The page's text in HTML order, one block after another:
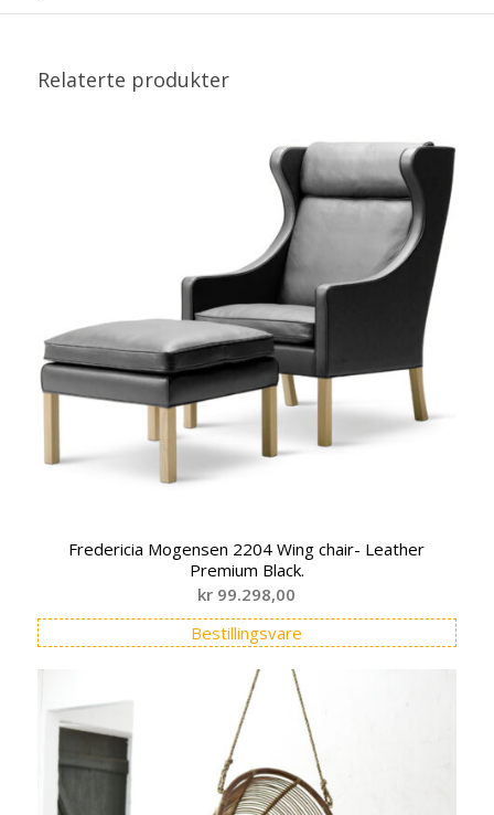
Relaterte produkter
Fredericia Mogensen 2204 Wing chair- Leather
Premium Black.
kr 99.298,00
Bestillingsvare